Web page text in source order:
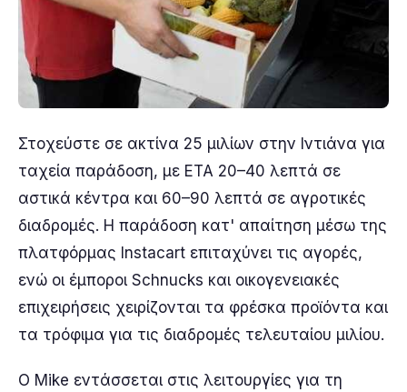
Στοχεύστε σε ακτίνα 25 μιλίων στην Ιντιάνα για
ταχεία παράδοση, με ETA 20–40 λεπτά σε
αστικά κέντρα και 60–90 λεπτά σε αγροτικές
διαδρομές. Η παράδοση κατ' απαίτηση μέσω της
πλατφόρμας Instacart επιταχύνει τις αγορές,
ενώ οι έμποροι Schnucks και οικογενειακές
επιχειρήσεις χειρίζονται τα φρέσκα προϊόντα και
τα τρόφιμα για τις διαδρομές τελευταίου μιλίου.
Ο Mike εντάσσεται στις λειτουργίες για τη